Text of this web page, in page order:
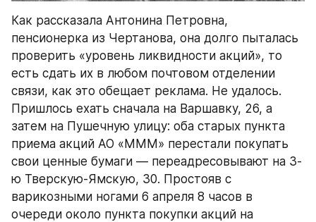
Как рассказала Антонина Петровна,
пенсионерка из Чертанова, она долго пыталась
проверить «уровень ликвидности акций», то
есть сдать их в любом почтовом отделении
связи, как это обещает реклама. Не удалось.
Пришлось ехать сначала на Варшавку, 26, а
затем на Пушечную улицу: оба старых пункта
приема акций АО «МММ» перестали покупать
свои ценные бумаги — переадресовывают на 3-
ю Тверскую-Ямскую, 30. Простояв с
варикозными ногами 6 апреля 8 часов в
очереди около пункта покупки акций на